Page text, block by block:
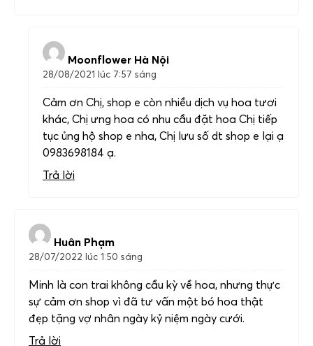
Moonflower Hà Nội
28/08/2021 lúc 7:57 sáng
Cảm ơn Chị, shop e còn nhiều dịch vụ hoa tươi
khác, Chị ưng hoa có nhu cầu đặt hoa Chị tiếp
tục ủng hộ shop e nha, Chị lưu số dt shop e lại ạ
0983698184 ạ.
Trả lời
Huân Phạm
28/07/2022 lúc 1:50 sáng
Minh là con trai không cầu kỳ về hoa, nhưng thực
sự cảm ơn shop vì đã tư vấn một bó hoa thật
đẹp tặng vợ nhân ngày kỷ niệm ngày cưới.
Trả lời